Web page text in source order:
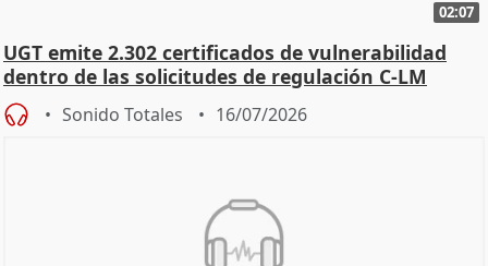
02:07
UGT emite 2.302 certificados de vulnerabilidad
dentro de las solicitudes de regulación C-LM
Sonido Totales 16/07/2026